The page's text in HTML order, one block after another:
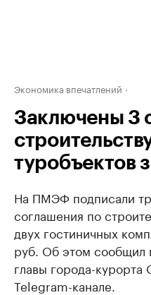
Экономика впечатлений
Заключены 3
туробъектов
На ПМЭФ подписали
соглашения по
двух гостиничных
руб. Об этом сообщил
главы города-
Telegram-канале.